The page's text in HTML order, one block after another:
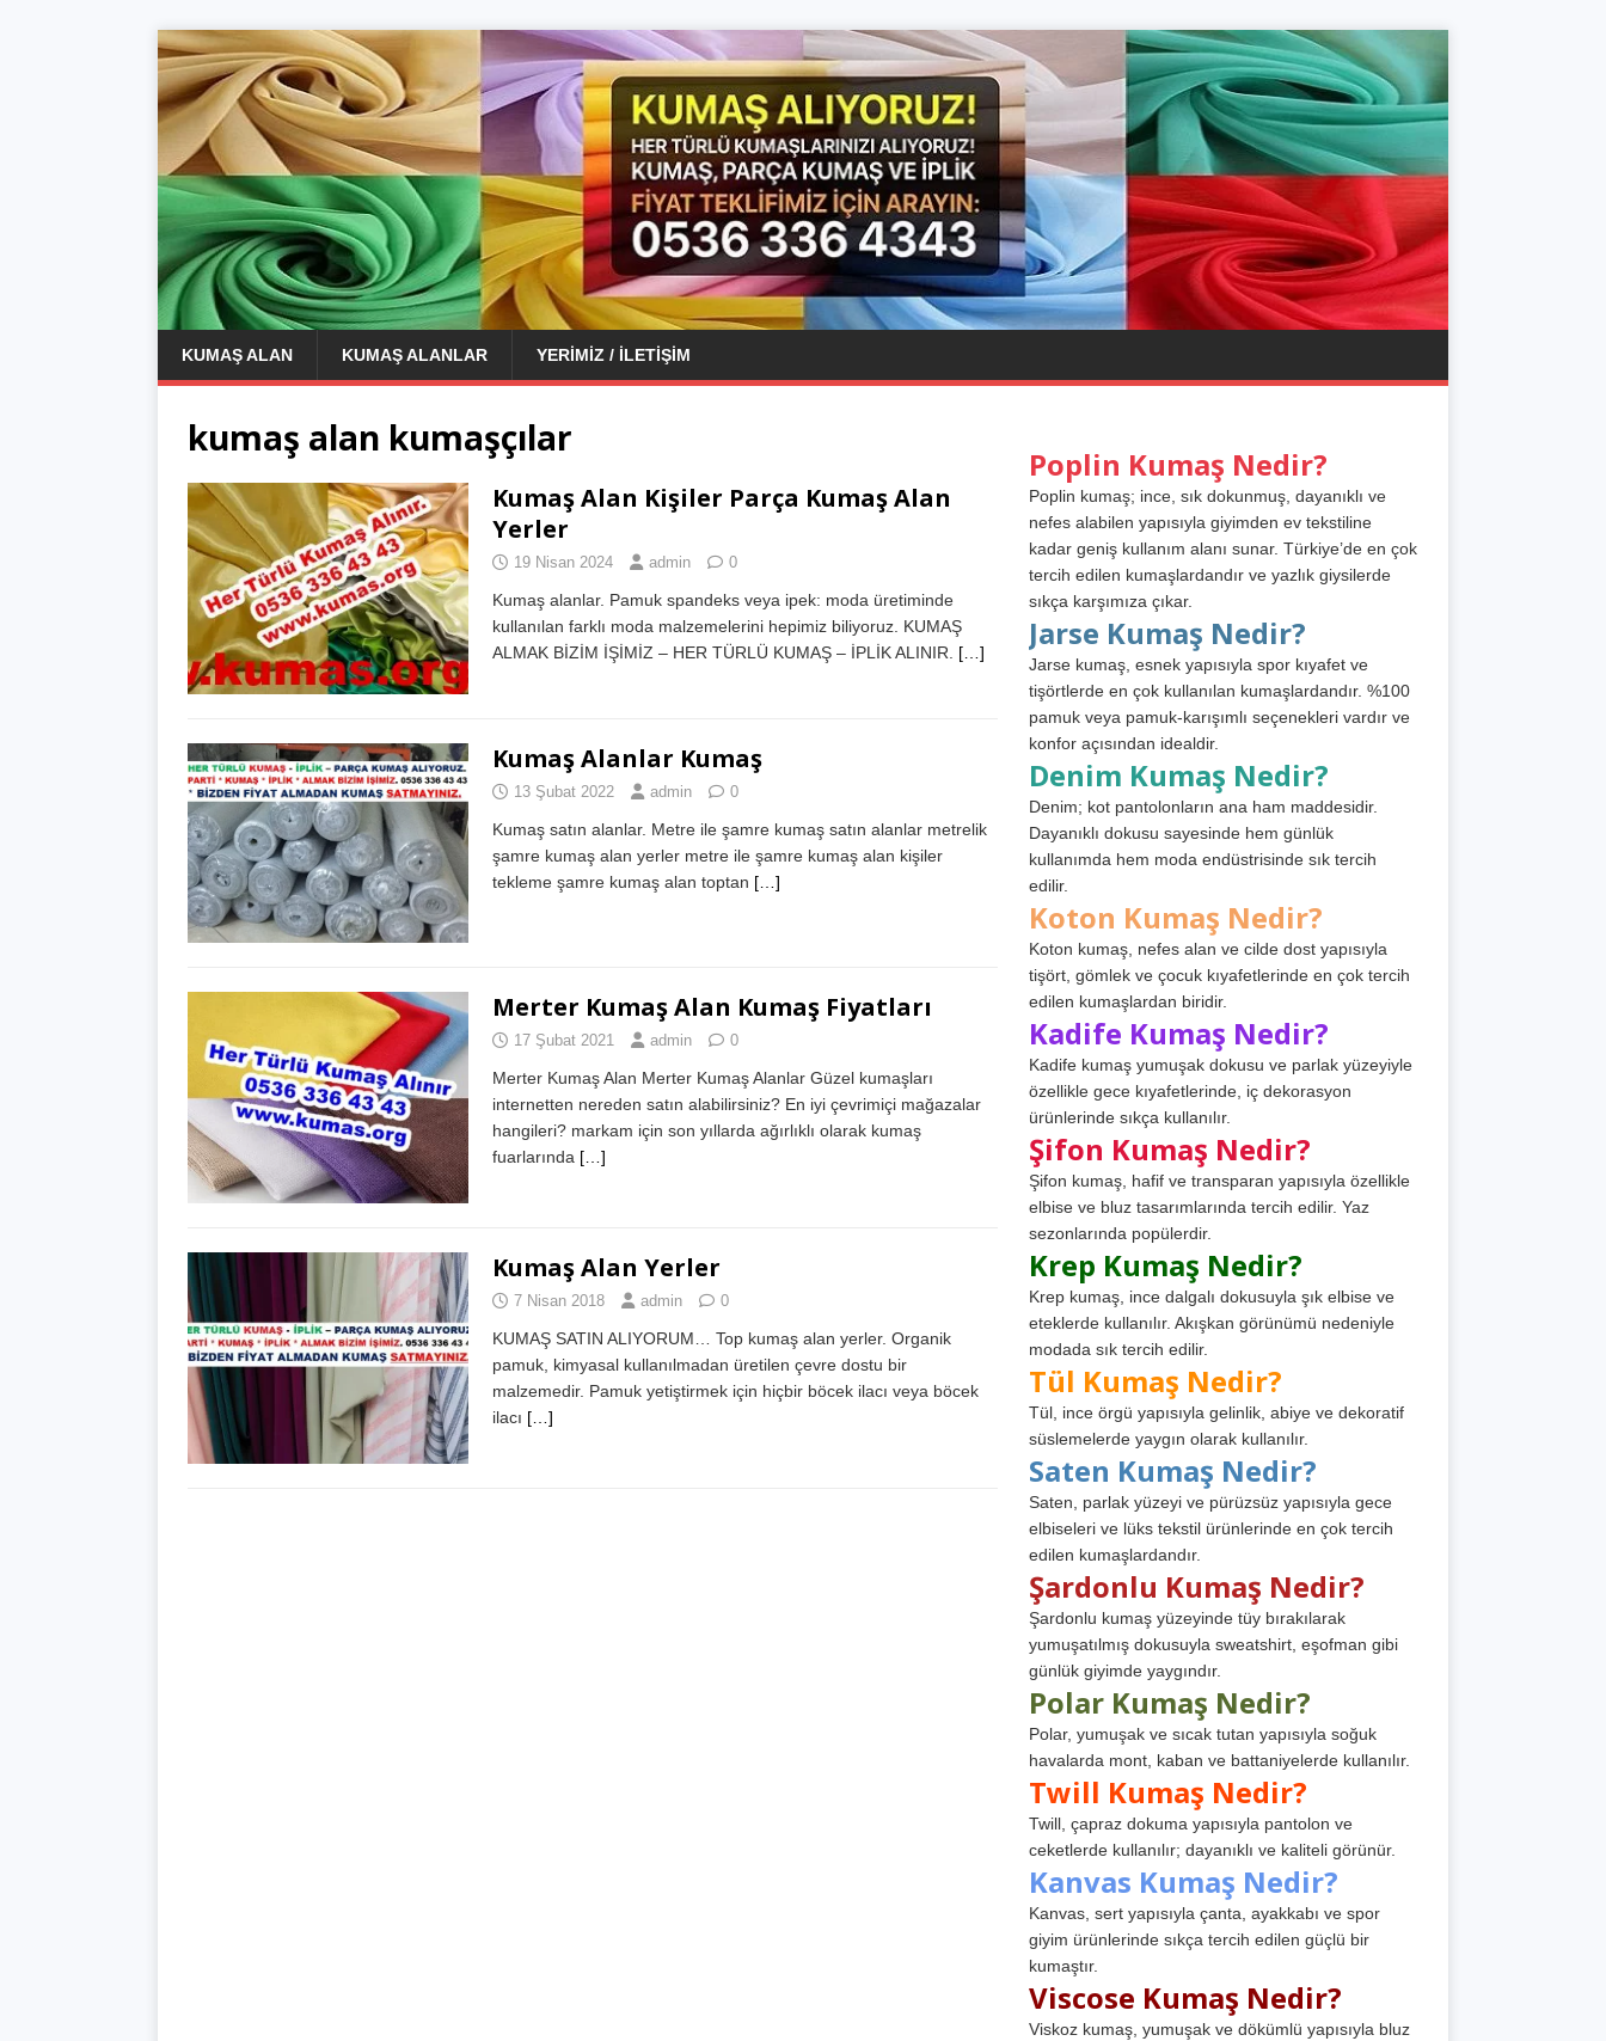
KUMAŞ ALAN KUMAŞ ALANLAR YERIMIZ / İLETIŞIM
kumaş alan kumaşçılar
Kumaş Alan Kişiler Parça Kumaş Alan
Yerler
19 Nisan 2024 admin 0
Kumaş alanlar. Pamuk spandeks veya ipek: moda üretiminde
kullanılan farklı moda malzemelerini hepimiz biliyoruz. KUMAŞ
ALMAK BİZİM İŞİMİZ – HER TÜRLÜ KUMAŞ – İPLİK ALINIR. […]
Kumaş Alanlar Kumaş
13 Şubat 2022 admin 0
Kumaş satın alanlar. Metre ile şamre kumaş satın alanlar metrelik
şamre kumaş alan yerler metre ile şamre kumaş alan kişiler
tekleme şamre kumaş alan toptan […]
Merter Kumaş Alan Kumaş Fiyatları
17 Şubat 2021 admin 0
Merter Kumaş Alan Merter Kumaş Alanlar Güzel kumaşları
internetten nereden satın alabilirsiniz? En iyi çevrimiçi mağazalar
hangileri? markam için son yıllarda ağırlıklı olarak kumaş
fuarlarında […]
Kumaş Alan Yerler
7 Nisan 2018 admin 0
KUMAŞ SATIN ALIYORUM… Top kumaş alan yerler. Organik
pamuk, kimyasal kullanılmadan üretilen çevre dostu bir
malzemedir. Pamuk yetiştirmek için hiçbir böcek ilacı veya böcek
ilacı […]
Poplin Kumaş Nedir?
Poplin kumaş; ince, sık dokunmuş, dayanıklı ve
nefes alabilen yapısıyla giyimden ev tekstiline
kadar geniş kullanım alanı sunar. Türkiye’de en çok
tercih edilen kumaşlardandır ve yazlık giysilerde
sıkça karşımıza çıkar.
Jarse Kumaş Nedir?
Jarse kumaş, esnek yapısıyla spor kıyafet ve
tişörtlerde en çok kullanılan kumaşlardandır. %100
pamuk veya pamuk-karışımlı seçenekleri vardır ve
konfor açısından idealdir.
Denim Kumaş Nedir?
Denim; kot pantolonların ana ham maddesidir.
Dayanıklı dokusu sayesinde hem günlük
kullanımda hem moda endüstrisinde sık tercih
edilir.
Koton Kumaş Nedir?
Koton kumaş, nefes alan ve cilde dost yapısıyla
tişört, gömlek ve çocuk kıyafetlerinde en çok tercih
edilen kumaşlardan biridir.
Kadife Kumaş Nedir?
Kadife kumaş yumuşak dokusu ve parlak yüzeyiyle
özellikle gece kıyafetlerinde, iç dekorasyon
ürünlerinde sıkça kullanılır.
Şifon Kumaş Nedir?
Şifon kumaş, hafif ve transparan yapısıyla özellikle
elbise ve bluz tasarımlarında tercih edilir. Yaz
sezonlarında popülerdir.
Krep Kumaş Nedir?
Krep kumaş, ince dalgalı dokusuyla şık elbise ve
eteklerde kullanılır. Akışkan görünümü nedeniyle
modada sık tercih edilir.
Tül Kumaş Nedir?
Tül, ince örgü yapısıyla gelinlik, abiye ve dekoratif
süslemelerde yaygın olarak kullanılır.
Saten Kumaş Nedir?
Saten, parlak yüzeyi ve pürüzsüz yapısıyla gece
elbiseleri ve lüks tekstil ürünlerinde en çok tercih
edilen kumaşlardandır.
Şardonlu Kumaş Nedir?
Şardonlu kumaş yüzeyinde tüy bırakılarak
yumuşatılmış dokusuyla sweatshirt, eşofman gibi
günlük giyimde yaygındır.
Polar Kumaş Nedir?
Polar, yumuşak ve sıcak tutan yapısıyla soğuk
havalarda mont, kaban ve battaniyelerde kullanılır.
Twill Kumaş Nedir?
Twill, çapraz dokuma yapısıyla pantolon ve
ceketlerde kullanılır; dayanıklı ve kaliteli görünür.
Kanvas Kumaş Nedir?
Kanvas, sert yapısıyla çanta, ayakkabı ve spor
giyim ürünlerinde sıkça tercih edilen güçlü bir
kumaştır.
Viscose Kumaş Nedir?
Viskoz kumaş, yumuşak ve dökümlü yapısıyla bluz